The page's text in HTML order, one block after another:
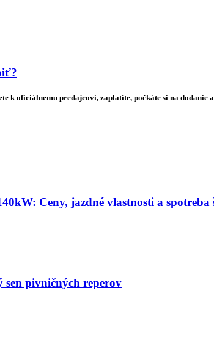
k oficiálnemu predajcovi, zaplatíte, počkáte si na
Ceny, jazdné vlastnosti a
pivničných reperov